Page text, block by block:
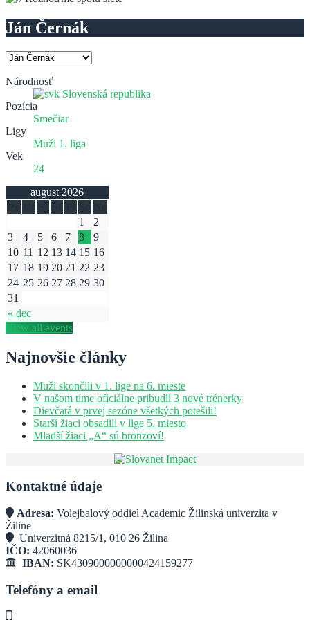
Ján Černák
Národnosť
Slovenská republika
Pozícia
Smečiar
Ligy
Muži 1. liga
Vek
24
august 2026
« dec
1
2
3
4 5 6 7 8
9
10 11 12 13 14 15 16
17 18 19 20 21 22 23
24 25 26 27 28 29 30
31
View all events
Najnovšie články
Muži skončili v 1. lige na 6. mieste
V našom tíme oficiálne pribudli 3 nové trénerky
Dievčatá v prvej sezóne všetkých potešili!
Starší žiaci obsadili v lige 5. miesto
Mladší žiaci „A“ sú bronzoví!
Kontaktné údaje
Adresa: Volejbalový oddiel Academic Žilinská univerzita v
Žiline
Univerzitná 8215/1, 010 26 Žilina
IČO: 42060036
IBAN: SK4309000000000424159277
Telefóny a email